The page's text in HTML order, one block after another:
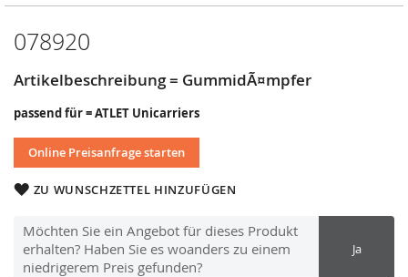
078920
Artikelbeschreibung = GummidÃ¤mpfer
passend für = ATLET Unicarriers
Online Preisanfrage starten
ZU WUNSCHZETTEL HINZUFÜGEN
Möchten Sie ein Angebot für dieses Produkt
erhalten? Haben Sie es woanders zu einem
niedrigerem Preis gefunden?
Ja
Anfang
Bildergalerie